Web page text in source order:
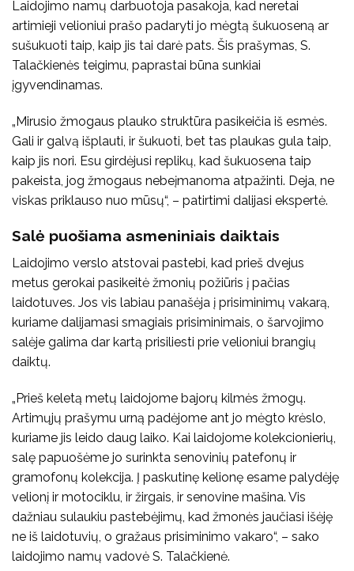
Laidojimo namų darbuotoja pasakoja, kad neretai
artimieji velioniui prašo padaryti jo mėgtą šukuoseną ar
sušukuoti taip, kaip jis tai darė pats. Šis prašymas, S.
Talačkienės teigimu, paprastai būna sunkiai
įgyvendinamas.
„Mirusio žmogaus plauko struktūra pasikeičia iš esmės.
Gali ir galvą išplauti, ir šukuoti, bet tas plaukas gula taip,
kaip jis nori. Esu girdėjusi replikų, kad šukuosena taip
pakeista, jog žmogaus nebeįmanoma atpažinti. Deja, ne
viskas priklauso nuo mūsų“, – patirtimi dalijasi ekspertė.
Salė puošiama asmeniniais daiktais
Laidojimo verslo atstovai pastebi, kad prieš dvejus
metus gerokai pasikeitė žmonių požiūris į pačias
laidotuves. Jos vis labiau panašėja į prisiminimų vakarą,
kuriame dalijamasi smagiais prisiminimais, o šarvojimo
salėje galima dar kartą prisiliesti prie velioniui brangių
daiktų.
„Prieš keletą metų laidojome bajorų kilmės žmogų.
Artimųjų prašymu urną padėjome ant jo mėgto krėslo,
kuriame jis leido daug laiko. Kai laidojome kolekcionierių,
salę papuošėme jo surinkta senovinių patefonų ir
gramofonų kolekcija. Į paskutinę kelionę esame palydėję
velionį ir motociklu, ir žirgais, ir senovine mašina. Vis
dažniau sulaukiu pastebėjimų, kad žmonės jaučiasi išėję
ne iš laidotuvių, o gražaus prisiminimo vakaro“, – sako
laidojimo namų vadovė S. Talačkienė.